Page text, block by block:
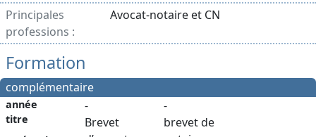
Principales
professions :
Avocat-notaire et CN
Formation
complémentaire
année
titre
-
Brevet
-
brevet de